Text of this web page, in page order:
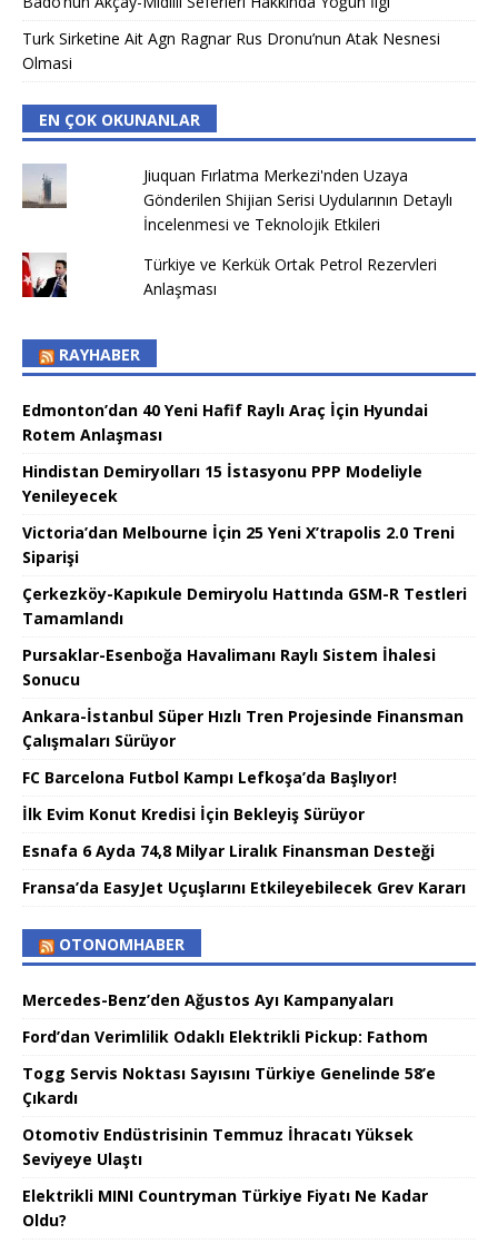
Turk Sirketine Ait Agn Ragnar Rus Dronu’nun Atak Nesnesi
Olmasi
EN ÇOK OKUNANLAR
Jiuquan Fırlatma Merkezi'nden Uzaya
Gönderilen Shijian Serisi Uydularının Detaylı
İncelenmesi ve Teknolojik Etkileri
Türkiye ve Kerkük Ortak Petrol Rezervleri
Anlaşması
RAYHABER
Edmonton’dan 40 Yeni Hafif Raylı Araç İçin Hyundai
Rotem Anlaşması
Hindistan Demiryolları 15 İstasyonu PPP Modeliyle
Yenileyecek
Victoria’dan Melbourne İçin 25 Yeni X’trapolis 2.0 Treni
Siparişi
Çerkezköy-Kapıkule Demiryolu Hattında GSM-R Testleri
Tamamlandı
Pursaklar-Esenboğa Havalimanı Raylı Sistem İhalesi
Sonucu
Ankara-İstanbul Süper Hızlı Tren Projesinde Finansman
Çalışmaları Sürüyor
FC Barcelona Futbol Kampı Lefkoşa’da Başlıyor!
İlk Evim Konut Kredisi İçin Bekleyiş Sürüyor
Esnafa 6 Ayda 74,8 Milyar Liralık Finansman Desteği
Fransa’da EasyJet Uçuşlarını Etkileyebilecek Grev Kararı
OTONOMHABER
Mercedes-Benz’den Ağustos Ayı Kampanyaları
Ford’dan Verimlilik Odaklı Elektrikli Pickup: Fathom
Togg Servis Noktası Sayısını Türkiye Genelinde 58’e
Çıkardı
Otomotiv Endüstrisinin Temmuz İhracatı Yüksek
Seviyeye Ulaştı
Elektrikli MINI Countryman Türkiye Fiyatı Ne Kadar
Oldu?